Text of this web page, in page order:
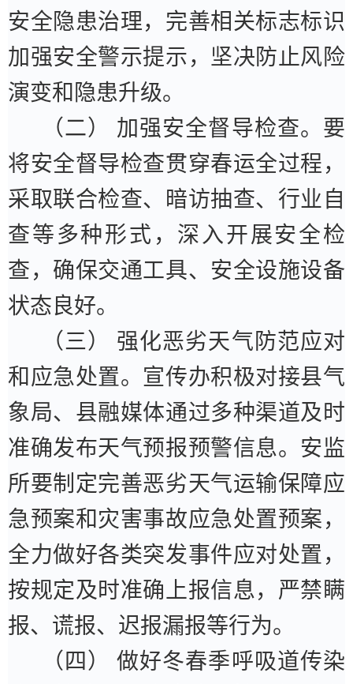
安全隐患治理，完善相关标志标识
加强安全警示提示，坚决防止风险
演变和隐患升级。
（二）
加强安全督导检查。 要
将安全督导检查贯穿春运全过程，
采取联合检查、暗访抽查、行业自
查等多种形式，深入开展安全检
查，确保交通工具、安全设施设备
状态良好。
（三）
强化恶劣天气防范应对
和应急处置。 宣传办积极对接县气
象局、县融媒体通过多种渠道及时
准确发布天气预报预警信息。安监
所要制定完善恶劣天气运输保障应
急预案和灾害事故应急处置预案，
全力做好各类突发事件应对处置，
按规定及时准确上报信息，严禁瞒
报、谎报、迟报漏报等行为。
（四）
做好冬春季呼吸道传染